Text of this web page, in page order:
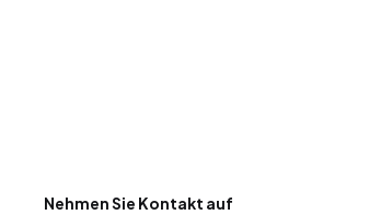
Nehmen Sie Kontakt auf